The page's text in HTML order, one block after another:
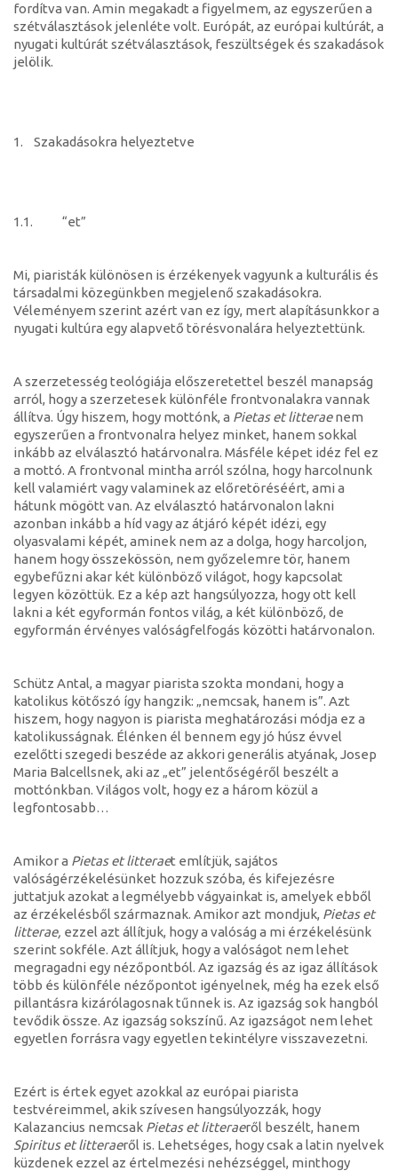
fordítva van. Amin megakadt a figyelmem, az egyszerűen a
szétválasztások jelenléte volt. Európát, az európai kultúrát, a
nyugati kultúrát szétválasztások, feszültségek és szakadások
jelölik.
1. Szakadásokra helyeztetve
1.1. “et”
Mi, piaristák különösen is érzékenyek vagyunk a kulturális és
társadalmi közegünkben megjelenő szakadásokra.
Véleményem szerint azért van ez így, mert alapításunkkor a
nyugati kultúra egy alapvető törésvonalára helyeztettünk.
A szerzetesség teológiája előszeretettel beszél manapság
arról, hogy a szerzetesek különféle frontvonalakra vannak
állítva. Úgy hiszem, hogy mottónk, a Pietas et litteraenem
egyszerűen a frontvonalra helyez minket, hanem sokkal
inkább az elválasztó határvonalra. Másféle képet idéz fel ez
a mottó. A frontvonal mintha arról szólna, hogy harcolnunk
kell valamiért vagy valaminek az előretöréséért, ami a
hátunk mögött van. Az elválasztó határvonalon lakni
azonban inkább a híd vagy az átjáró képét idézi, egy
olyasvalami képét, aminek nem az a dolga, hogy harcoljon,
hanem hogy összekössön, nem győzelemre tör, hanem
egybefűzni akar két különböző világot, hogy kapcsolat
legyen közöttük. Ez a kép azt hangsúlyozza, hogy ott kell
lakni a két egyformán fontos világ, a két különböző, de
egyformán érvényes valóságfelfogás közötti határvonalon.
Schütz Antal, a magyar piarista szokta mondani, hogy a
katolikus kötőszó így hangzik: „nemcsak, hanem is”. Azt
hiszem, hogy nagyon is piarista meghatározási módja ez a
katolikusságnak. Élénken él bennem egy jó húsz évvel
ezelőtti szegedi beszéde az akkori generális atyának, Josep
Maria Balcellsnek, aki az „et” jelentőségéről beszélt a
mottónkban. Világos volt, hogy ez a három közül a
legfontosabb…
Amikor a Pietas et litteraet említjük, sajátos
valóságérzékelésünket hozzuk szóba, és kifejezésre
juttatjuk azokat a legmélyebb vágyainkat is, amelyek ebből
az érzékelésből származnak. Amikor azt mondjuk, Pietas et
litterae, ezzel azt állítjuk, hogy a valóság a mi érzékelésünk
szerint sokféle. Azt állítjuk, hogy a valóságot nem lehet
megragadni egy nézőpontból. Az igazság és az igaz állítások
több és különféle nézőpontot igényelnek, még ha ezek első
pillantásra kizárólagosnak tűnnek is. Az igazság sok hangból
tevődik össze. Az igazság sokszínű. Az igazságot nem lehet
egyetlen forrásra vagy egyetlen tekintélyre visszavezetni.
Ezért is értek egyet azokkal az európai piarista
testvéreimmel, akik szívesen hangsúlyozzák, hogy
Kalazancius nemcsak Pietas et litteraeről beszélt, hanem
Spiritus et litteraeről is. Lehetséges, hogy csak a latin nyelvek
küzdenek ezzel az értelmezési nehézséggel, minthogy